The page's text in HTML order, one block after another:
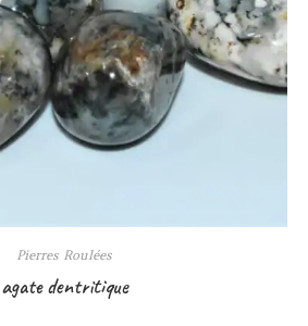
Pierres Roulées
agate dentritique